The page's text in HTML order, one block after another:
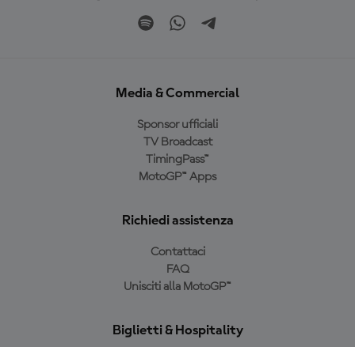
Media & Commercial
Sponsor ufficiali
TV Broadcast
TimingPass™
MotoGP™ Apps
Richiedi assistenza
Contattaci
FAQ
Unisciti alla MotoGP™
Biglietti & Hospitality